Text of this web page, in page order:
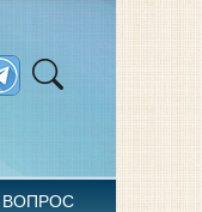
ВОПРОС